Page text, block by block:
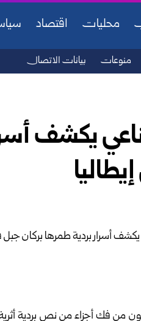
محليات اقتصاد
منوعات بيانات الاتصال
يكشف
من فك أجزاء من نص بردية